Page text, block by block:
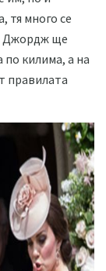
тя много се
Джордж ще
по килима, а на
правилата